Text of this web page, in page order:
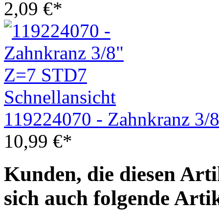
2,09 €*
Schnellansicht
119224070 - Zahnkranz
10,99 €*
Kunden, die diesen
sich auch folgende